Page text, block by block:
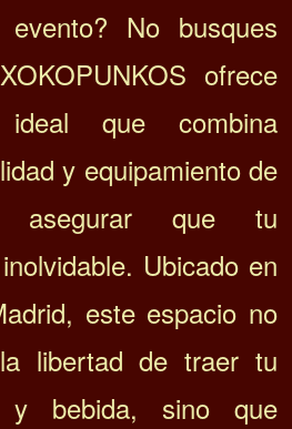
No busques
ofrece
que combina
y equipamiento de
asegurar que tu
Ubicado en
este espacio no
libertad de traer tu
y bebida, sino que